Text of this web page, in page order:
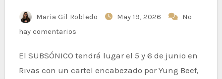
Maria Gil Robledo May 19, 2026
No
hay comentarios
El SUBSÓNICO tendrá lugar el 5 y 6 de junio en
Rivas con un cartel encabezado por Yung Beef,